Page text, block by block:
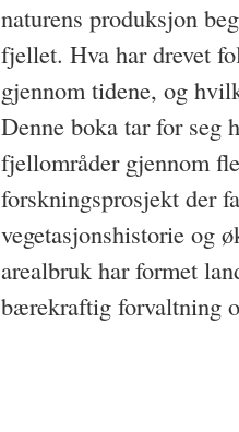
naturens produksjon
fjellet. Hva har drevet
gjennom tidene, og
Denne boka tar for seg
fjellområder gjennom
forskningsprosjekt der
vegetasjonshistorie og
arealbruk har formet
bærekraftig forvaltning